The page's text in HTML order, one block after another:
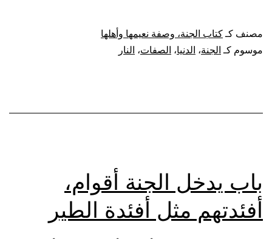
النار
مصنف كـكتاب الجنة، وصفة نعيمها وأهلها
موسوم كـ الجنة، الدنيا، الصفات، النار
باب يدخل الجنة أقوام،
أفئدتهم مثل أفئدة الطير